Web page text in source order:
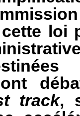
loi
track,